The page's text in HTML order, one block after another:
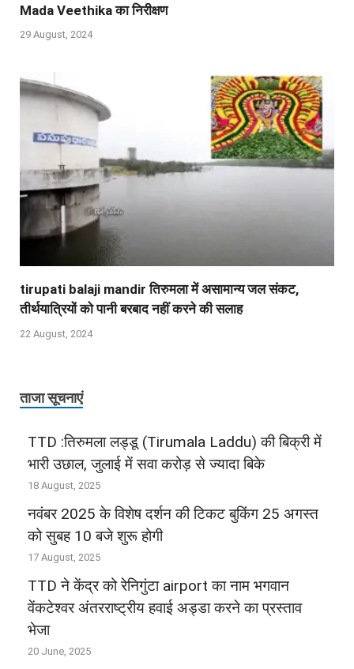
Mada Veethika का निरीक्षण
29 August, 2024
tirupati balaji mandir तिरुमला में असामान्य जल संकट,
तीर्थयात्रियों को पानी बरबाद नहीं करने की सलाह
22 August, 2024
ताजा सूचनाएं
TTD :तिरुमला लड्डू (Tirumala Laddu) की बिक्री में
भारी उछाल, जुलाई में सवा करोड़ से ज्‍यादा बिके
18 August, 2025
नवंबर 2025 के विशेष दर्शन की टिकट बुकिंग 25 अगस्‍त
को सुबह 10 बजे शुरू होगी
17 August, 2025
TTD ने केंद्र को रेनिगुंटा airport का नाम भगवान
वेंकटेश्वर अंतरराष्ट्रीय हवाई अड्डा करने का प्रस्ताव
भेजा
20 June, 2025